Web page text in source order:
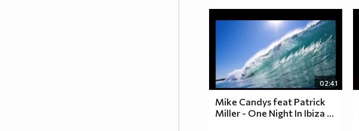
02:41
Mike Candys feat Patrick
Miller - One Night In Ibiza ...